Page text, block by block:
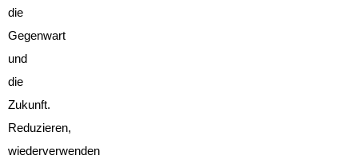
die
Gegenwart
und
die
Zukunft.
Reduzieren,
wiederverwenden